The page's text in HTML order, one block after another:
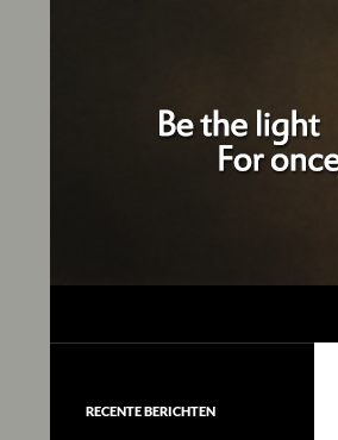
RECENTE BERICHTEN